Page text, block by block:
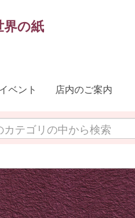
界の紙
イベント 店内のご案内